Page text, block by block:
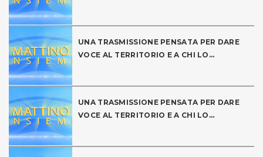
UNA TRASMISSIONE PENSATA PER DARE
VOCE AL TERRITORIO E A CHI LO...
UNA TRASMISSIONE PENSATA PER DARE
VOCE AL TERRITORIO E A CHI LO...